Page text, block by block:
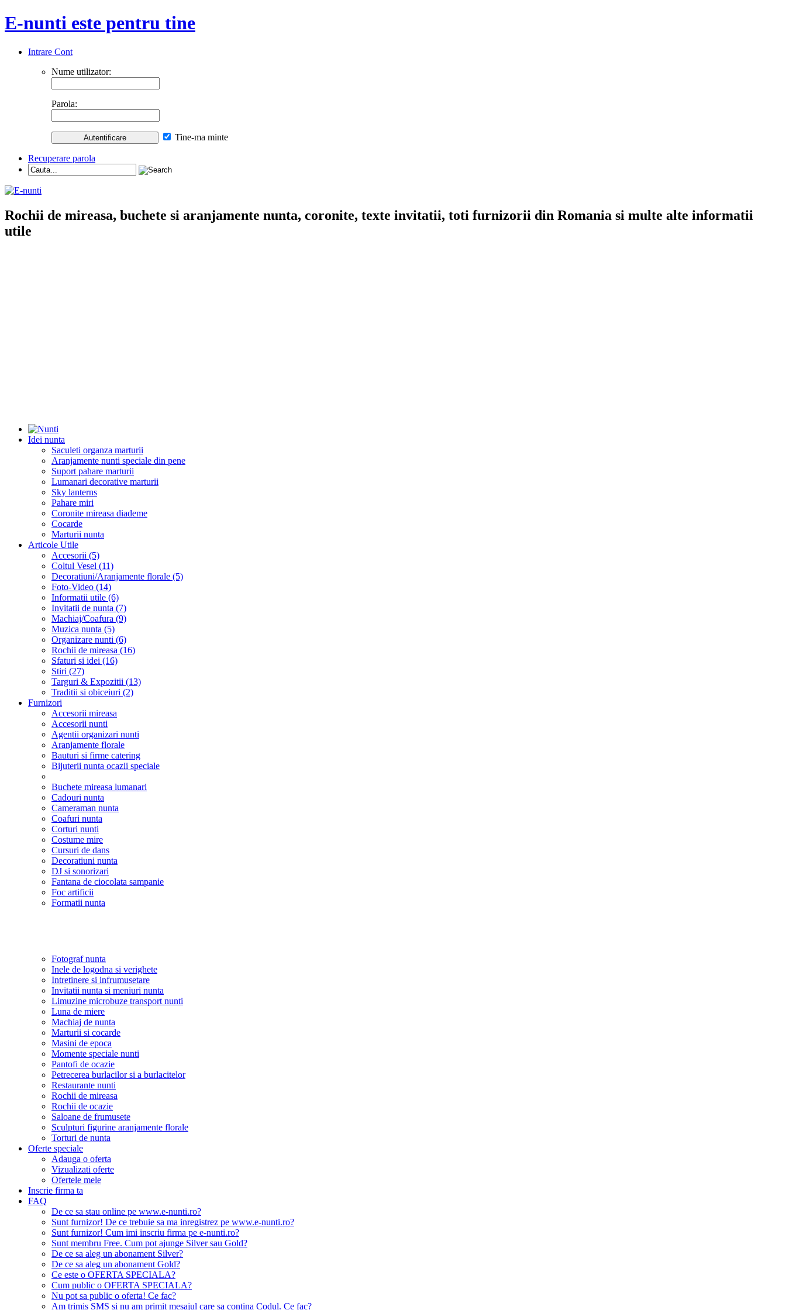
E-nunti este pentru tine
Intrare Cont
Nume utilizator:
Parola:
Tine-ma minte
Recuperare parola
Rochii de mireasa, buchete si aranjamente nunta, coronite, texte invitatii, toti furnizorii din Romania si multe alte informatii
utile
Idei nunta
Saculeti organza marturii
Aranjamente nunti speciale din pene
Suport pahare marturii
Lumanari decorative marturii
Sky lanterns
Pahare miri
Coronite mireasa diademe
Cocarde
Marturii nunta
Articole Utile
Accesorii (5)
Coltul Vesel (11)
Decoratiuni/Aranjamente florale (5)
Foto-Video (14)
Informatii utile (6)
Invitatii de nunta (7)
Machiaj/Coafura (9)
Muzica nunta (5)
Organizare nunti (6)
Rochii de mireasa (16)
Sfaturi si idei (16)
Stiri (27)
Targuri & Expozitii (13)
Traditii si obiceiuri (2)
Furnizori
Accesorii mireasa
Accesorii nunti
Agentii organizari nunti
Aranjamente florale
Bauturi si firme catering
Bijuterii nunta ocazii speciale
Buchete mireasa lumanari
Cadouri nunta
Cameraman nunta
Coafuri nunta
Corturi nunti
Costume mire
Cursuri de dans
Decoratiuni nunta
DJ si sonorizari
Fantana de ciocolata sampanie
Foc artificii
Formatii nunta
Fotograf nunta
Inele de logodna si verighete
Intretinere si infrumusetare
Invitatii nunta si meniuri nunta
Limuzine microbuze transport nunti
Luna de miere
Machiaj de nunta
Marturii si cocarde
Masini de epoca
Momente speciale nunti
Pantofi de ocazie
Petrecerea burlacilor si a burlacitelor
Restaurante nunti
Rochii de mireasa
Rochii de ocazie
Saloane de frumusete
Sculpturi figurine aranjamente florale
Torturi de nunta
Oferte speciale
Adauga o oferta
Vizualizati oferte
Ofertele mele
Inscrie firma ta
FAQ
De ce sa stau online pe www.e-nunti.ro?
Sunt furnizor! De ce trebuie sa ma inregistrez pe www.e-nunti.ro?
Sunt furnizor! Cum imi inscriu firma pe e-nunti.ro?
Sunt membru Free. Cum pot ajunge Silver sau Gold?
De ce sa aleg un abonament Silver?
De ce sa aleg un abonament Gold?
Ce este o OFERTA SPECIALA?
Cum public o OFERTA SPECIALA?
Nu pot sa public o oferta! Ce fac?
Am trimis SMS si nu am primit mesajul care sa contina Codul. Ce fac?